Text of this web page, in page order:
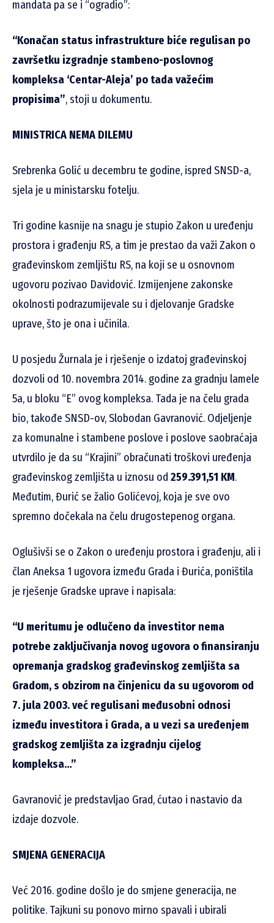
mandata pa se i “ogradio”:
“Konačan status infrastrukture biće regulisan po
završetku izgradnje stambeno-poslovnog
kompleksa ‘Centar-Aleja’ po tada važećim
propisima”, stoji u dokumentu.
MINISTRICA NEMA DILEMU
Srebrenka Golić u decembru te godine, ispred SNSD-a,
sjela je u ministarsku fotelju.
Tri godine kasnije na snagu je stupio Zakon u uređenju
prostora i građenju RS, a tim je prestao da važi Zakon o
građevinskom zemljištu RS, na koji se u osnovnom
ugovoru pozivao Davidović. Izmijenjene zakonske
okolnosti podrazumijevale su i djelovanje Gradske
uprave, što je ona i učinila.
U posjedu Žurnala je i rješenje o izdatoj građevinskoj
dozvoli od 10. novembra 2014. godine za gradnju lamele
5a, u bloku “E” ovog kompleksa. Tada je na čelu grada
bio, takođe SNSD-ov, Slobodan Gavranović. Odjeljenje
za komunalne i stambene poslove i poslove saobraćaja
utvrdilo je da su “Krajini” obračunati troškovi uređenja
građevinskog zemljišta u iznosu od 259.391,51 KM.
Međutim, Đurić se žalio Golićevoj, koja je sve ovo
spremno dočekala na čelu drugostepenog organa.
Oglušivši se o Zakon o uređenju prostora i građenju, ali i
član Aneksa 1 ugovora između Grada i Đurića, poništila
je rješenje Gradske uprave i napisala:
“U meritumu je odlučeno da investitor nema
potrebe zaključivanja novog ugovora o finansiranju
opremanja gradskog građevinskog zemljišta sa
Gradom, s obzirom na činjenicu da su ugovorom od
7. jula 2003. već regulisani međusobni odnosi
između investitora i Grada, a u vezi sa uređenjem
gradskog zemljišta za izgradnju cijelog
kompleksa…”
Gavranović je predstavljao Grad, ćutao i nastavio da
izdaje dozvole.
SMJENA GENERACIJA
Već 2016. godine došlo je do smjene generacija, ne
politike. Tajkuni su ponovo mirno spavali i ubirali